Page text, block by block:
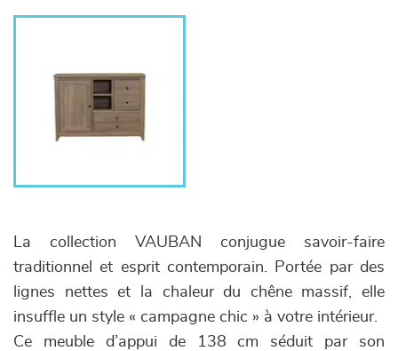
La collection VAUBAN conjugue savoir-faire
traditionnel et esprit contemporain. Portée par des
lignes nettes et la chaleur du chêne massif, elle
insuffle un style « campagne chic » à votre intérieur.
Ce meuble d’appui de 138 cm séduit par son